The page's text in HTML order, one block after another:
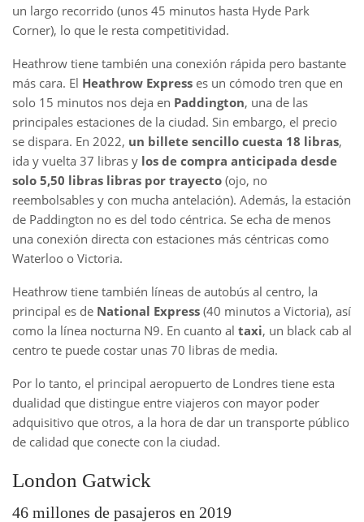
un largo recorrido (unos 45 minutos hasta Hyde Park
Corner), lo que le resta competitividad.
Heathrow tiene también una conexión rápida pero bastante
más cara. El Heathrow Express es un cómodo tren que en
solo 15 minutos nos deja en Paddington, una de las
principales estaciones de la ciudad. Sin embargo, el precio
se dispara. En 2022, un billete sencillo cuesta 18 libras,
ida y vuelta 37 libras y los de compra anticipada desde
solo 5,50 libras libras por trayecto (ojo, no
reembolsables y con mucha antelación). Además, la estación
de Paddington no es del todo céntrica. Se echa de menos
una conexión directa con estaciones más céntricas como
Waterloo o Victoria.
Heathrow tiene también líneas de autobús al centro, la
principal es de National Express (40 minutos a Victoria), así
como la línea nocturna N9. En cuanto al taxi, un black cab al
centro te puede costar unas 70 libras de media.
Por lo tanto, el principal aeropuerto de Londres tiene esta
dualidad que distingue entre viajeros con mayor poder
adquisitivo que otros, a la hora de dar un transporte público
de calidad que conecte con la ciudad.
London Gatwick
46 millones de pasajeros en 2019